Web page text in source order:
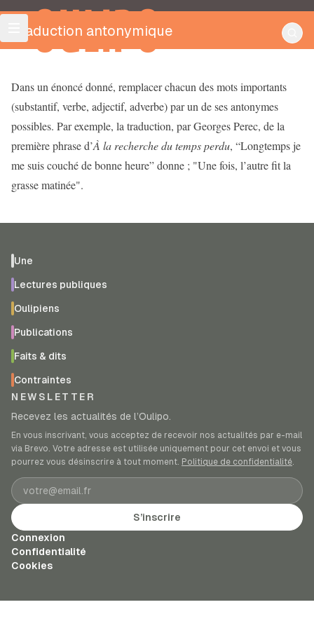
OULIPO
Traduction antonymique
Dans un énoncé donné, remplacer chacun des mots importants
(substantif, verbe, adjectif, adverbe) par un de ses antonymes
possibles. Par exemple, la traduction, par Georges Perec, de la
première phrase d’À la recherche du temps perdu, “Longtemps je
me suis couché de bonne heure” donne ; "Une fois, l’autre fit la
grasse matinée".
Une
Lectures publiques
Oulipiens
Publications
Faits & dits
Contraintes
NEWSLETTER
Recevez les actualités de l’Oulipo.
En vous inscrivant, vous acceptez de recevoir nos actualités par e-mail
via Brevo. Votre adresse est utilisée uniquement pour cet envoi et vous
pourrez vous désinscrire à tout moment. Politique de confidentialité.
Adresse e-mail
S’inscrire
Connexion
Confidentialité
Cookies